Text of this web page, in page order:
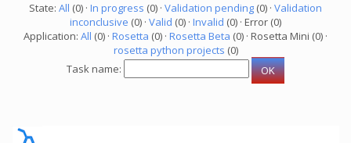
State: All (0) · In progress (0) · Validation pending (0) · Validation
inconclusive (0) · Valid (0) · Invalid (0) · Error (0)
Application: All (0) · Rosetta (0) · Rosetta Beta (0) · Rosetta Mini (0) ·
rosetta python projects (0)
Task name: